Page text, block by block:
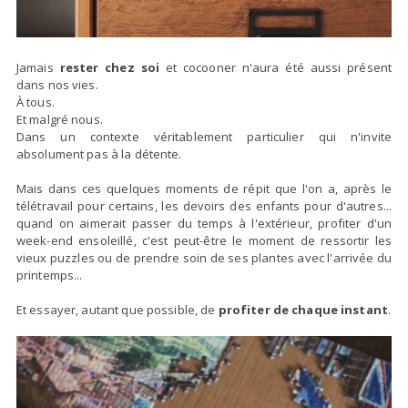
Jamais rester chez soi et cocooner n'aura été aussi présent
dans nos vies.
À tous.
Et malgré nous.
Dans un contexte véritablement particulier qui n'invite
absolument pas à la détente.
Mais dans ces quelques moments de répit que l'on a, après le
télétravail pour certains, les devoirs des enfants pour d'autres...
quand on aimerait passer du temps à l'extérieur, profiter d'un
week-end ensoleillé, c'est peut-être le moment de ressortir les
vieux puzzles ou de prendre soin de ses plantes avec l'arrivée du
printemps...
Et essayer, autant que possible, de profiter de chaque instant.